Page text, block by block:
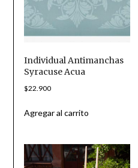
Individual Antimanchas
Syracuse Acua
$22.900
Agregar al carrito